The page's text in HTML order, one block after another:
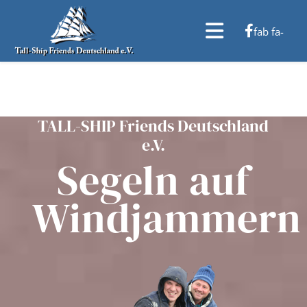
fab fa-
TALL-SHIP Friends Deutschland
e.V.
Segeln auf
Windjammern